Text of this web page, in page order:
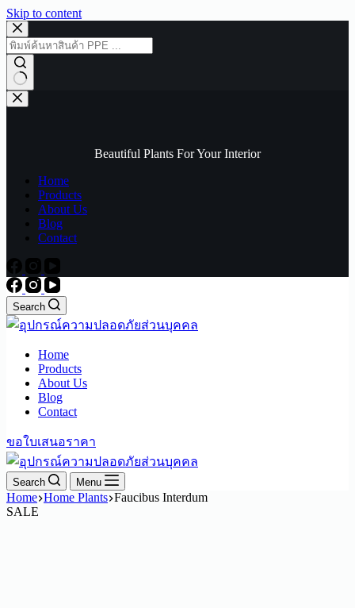
Skip to content
No
results
Beautiful Plants For Your Interior
Home
Products
About Us
Blog
Contact
Search
Home
Products
About Us
Blog
Contact
ขอใบเสนอราคา
Search Menu
Home Home Plants Faucibus Interdum
SALE